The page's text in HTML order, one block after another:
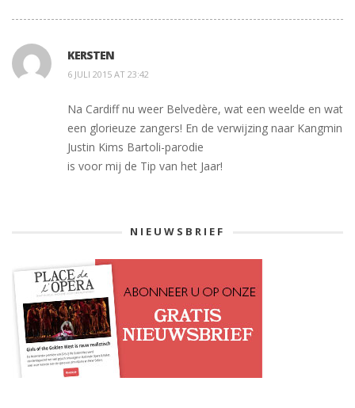
KERSTEN
6 JULI 2015 AT 23:42
Na Cardiff nu weer Belvedère, wat een weelde en wat
een glorieuze zangers! En de verwijzing naar Kangmin
Justin Kims Bartoli-parodie
is voor mij de Tip van het Jaar!
NIEUWSBRIEF